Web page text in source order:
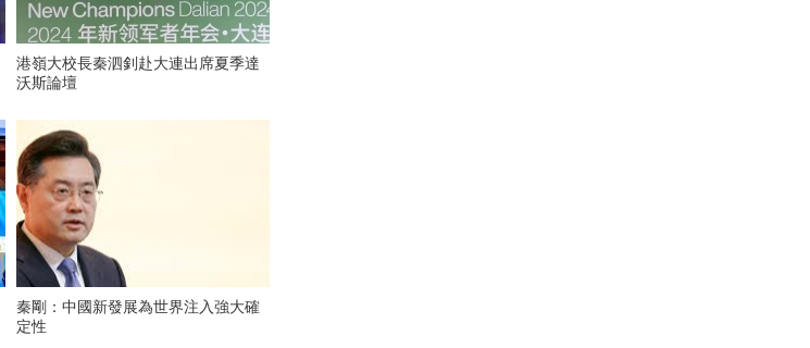
港嶺大校長秦泗釗赴大連出席夏季達
沃斯論壇
秦剛：中國新發展為世界注入強大確
定性